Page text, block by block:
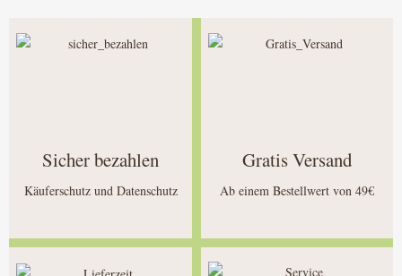
Sicher bezahlen
Käuferschutz und Datenschutz
Gratis Versand
Ab einem Bestellwert von 49€